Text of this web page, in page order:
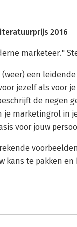
2016
marketeer."
een
jezelf als voor
de negen
marketingrol in
voor jouw
kans te pakken